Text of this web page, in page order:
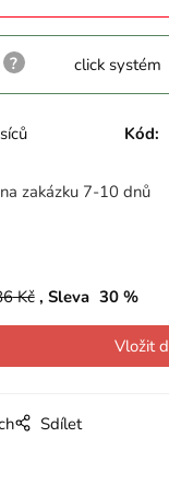
click systém
Kód:
zakázku 7-10 dnů
Kč Sleva 30%
Sdílet